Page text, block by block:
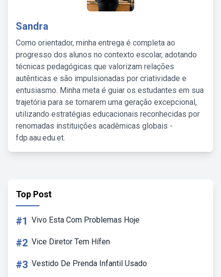
Sandra
Como orientador, minha entrega é completa ao
progresso dos alunos no contexto escolar, adotando
técnicas pedagógicas que valorizam relações
autênticas e são impulsionadas por criatividade e
entusiasmo. Minha meta é guiar os estudantes em sua
trajetória para se tornarem uma geração excepcional,
utilizando estratégias educacionais reconhecidas por
renomadas instituições acadêmicas globais -
fdp.aau.edu.et.
Top Post
#1 Vivo Esta Com Problemas Hoje
#2 Vice Diretor Tem Hífen
#3 Vestido De Prenda Infantil Usado